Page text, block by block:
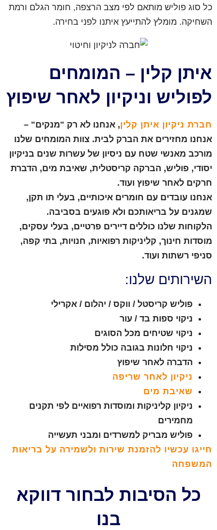
כל סוג פוליש מותאם לפי מצב הרצפה, חומר הגלם ורמת
השחיקה. מומלץ להתייעץ איתנו לפני בחירה.
איתן קלין – המומחים
לפוליש וניקיון לאחר שיפוץ
חברת ניקיון איתן קלין, אנחנו לא רק "מנקים" –
אנחנו מחזירים את הברק לבית. צוות המומחים שלנו
מורכב מאנשי שטח עם ניסיון של עשרות שנים בניקיון
יסודי, פוליש, הברקה קריסטלית, שאיבת מים, הדברת
חרקים לאחר שיפוץ ועוד.
אנחנו עובדים עם חומרים איכותיים, בעלי תו תקן,
שמגנים על בריאותכם ולא פוגעים בסביבה.
הלקוחות שלנו כוללים דיירים פרטיים, בעלי עסקים,
מוסדות חינוך, קליניקות רפואיות, חנויות, בתי קפה,
סניפי רשתות ועוד.
השירותים שלנו:
פוליש קריסטל / ווקס / יהלום / אקרילי
ניקוי ספות בד / עור
ניקוי שטיחים מכל הסוגים
ניקוי חלונות בגובה כולל מסילות
הדברה לאחר שיפוץ
ניקיון לאחר שריפה
שאיבת מים
ניקיון קליניקות ומוסדות רפואיים לפי תקנים
מחמירים
פוליש מבריק למשרדים ומבני תעשייה
חייגו עכשיו להזמנת שירות ולשמירה על בריאות
המשפחה
כל הסיבות לבחור דווקא
בנו